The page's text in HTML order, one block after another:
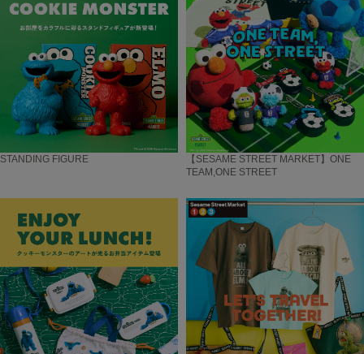
STANDING FIGURE
【SESAME STREET MARKET】ONE
TEAM,ONE STREET